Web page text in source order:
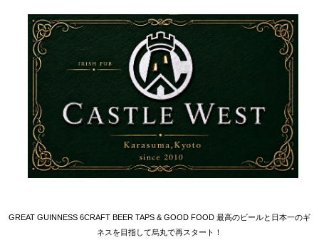
GREAT GUINNESS 6CRAFT BEER TAPS & GOOD FOOD 最高のビールと日本一のギ
ネスを目指して烏丸で再スタート！